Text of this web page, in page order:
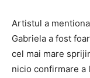
Artistul a
Gabriela a fost
cel mai mare
nicio confirmare a